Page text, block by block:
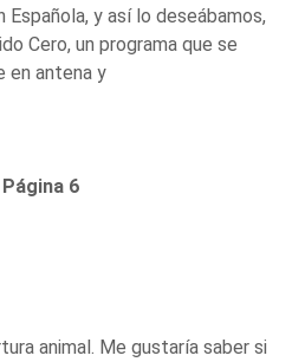
Española, y así lo deseábamos,
Cero, un programa que se
en antena y
Página 6
animal. Me gustaría saber si